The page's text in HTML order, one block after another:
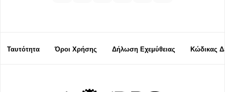
Ταυτότητα Όροι Χρήσης Δήλωση Εχεμύθειας Κώδικας